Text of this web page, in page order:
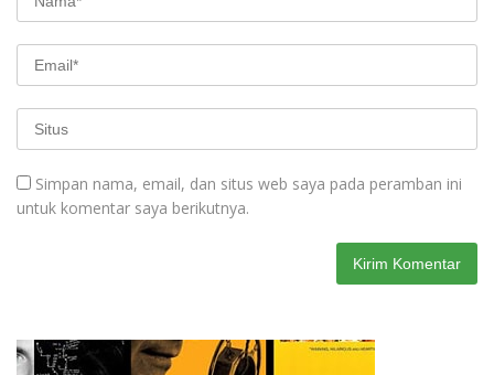
Simpan nama, email, dan situs web saya pada peramban ini
untuk komentar saya berikutnya.